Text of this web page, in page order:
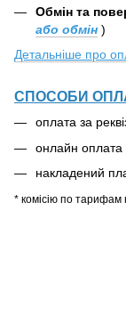
Обмін та
або обмін )
Детальніше про
СПОСОБИ
оплата за
онлайн
накладений
* комісію по тарифам